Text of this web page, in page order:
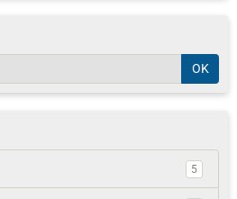
OK
5